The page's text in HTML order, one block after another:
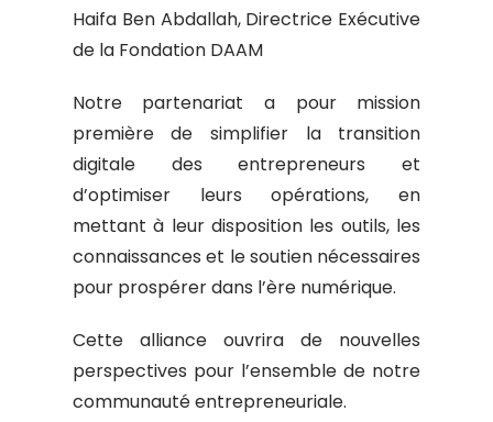
Haifa Ben Abdallah, Directrice Exécutive
de la Fondation DAAM
Notre partenariat a pour mission
première de simplifier la transition
digitale des entrepreneurs et
d’optimiser leurs opérations, en
mettant à leur disposition les outils, les
connaissances et le soutien nécessaires
pour prospérer dans l’ère numérique.
Cette alliance ouvrira de nouvelles
perspectives pour l’ensemble de notre
communauté entrepreneuriale.